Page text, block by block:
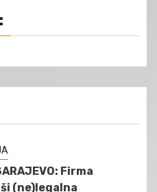
Firma
(ne)legalna